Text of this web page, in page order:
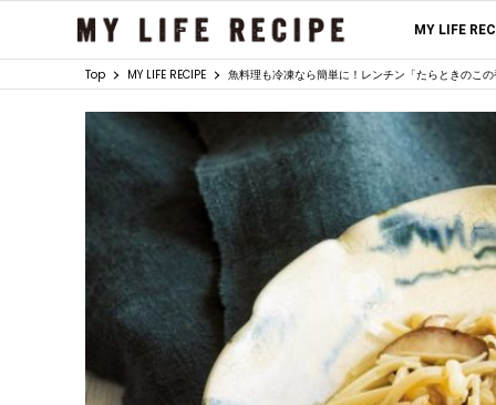
MY LIFE
Top MY LIFE RECIPE 魚料理も冷凍なら簡単に！レンチン「たらときのこ